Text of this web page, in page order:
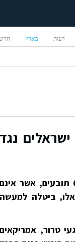
דעות בארץ
נגד
בית המשפט בניו יורק, הורה לדחות את תביעותיהם של למעלה מ 6,000 תובעים, אשר אינם
ביטלה למעשה
טרור, אמריקאים